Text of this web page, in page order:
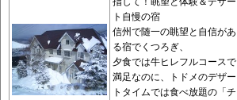
ト自慢の宿
信州で随一の眺望と自信があ
る宿でくつろぎ、
夕食では牛ヒレフルコースで
満足なのに、トドメのデザー
トタイムでは食べ放題の「チ